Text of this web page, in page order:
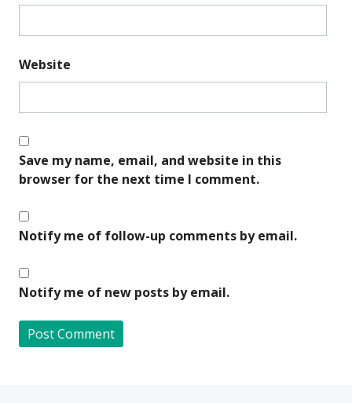
Website
Save my name, email, and website in this
browser for the next time I comment.
Notify me of follow-up comments by email.
Notify me of new posts by email.